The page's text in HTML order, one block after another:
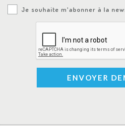
Je souhaite m'abonner à la
ENVOYER